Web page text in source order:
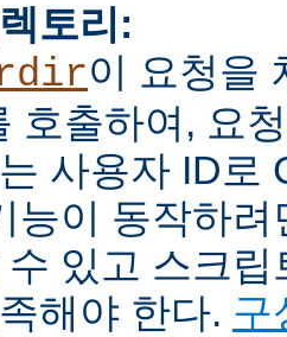
토리:
이 요청을
호출하여, 요
사용자 ID로
능이 동작하
수 있고 스크
해야 한다. 구